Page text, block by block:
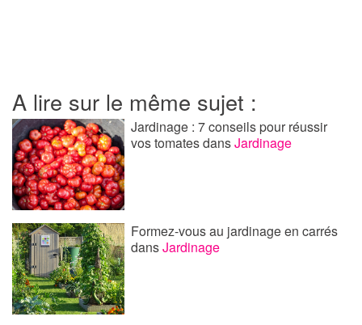
A lire sur le même sujet :
Jardinage : 7 conseils pour réussir
vos tomatesdansJardinage
Formez-vous au jardinage en carrés
dansJardinage